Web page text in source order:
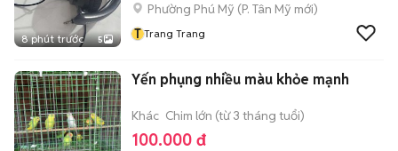
8 phút trước 5
Phường Phú Mỹ (P. Tân Mỹ mới)
T Trang Trang
Yến phụng nhiều màu khỏe mạnh
Khác Chim lớn (từ 3 tháng tuổi)
100.000 đ